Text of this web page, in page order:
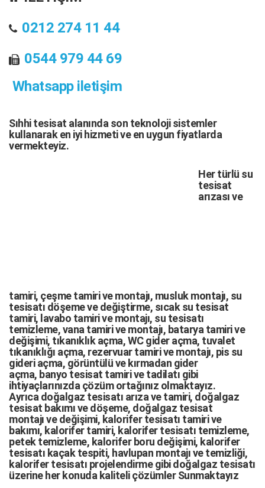
0212 274 11 44
0544 979 44 69
Whatsapp iletişim
Sıhhi tesisat alanında son teknoloji sistemler
kullanarak en iyi hizmeti ve en uygun fiyatlarda
vermekteyiz.
Her türlü su
tesisat
arızasıve
tamiri, çeşme tamirivemontajı, musluk montajı, su
tesisatı döşemeve değiştirme, sıcak su tesisat
tamiri, lavabo tamirivemontajı, su tesisatı
temizleme,vana tamirivemontajı, batarya tamirive
değişimi, tıkanıklık açma,WC gider açma, tuvalet
tıkanıklığı açma, rezervuar tamirive montajı, pis su
gideri açma, görüntülü ve kırmadan gider
açma, banyo tesisat tamirivetadilatı gibi
ihtiyaçlarınızda çözüm ortağınız olmaktayız.
Ayrıca doğalgaz tesisatı arızave tamiri, doğalgaz
tesisat bakımıve döşeme, doğalgaz tesisat
montajıve değişimi, kalorifer tesisatı tamiri ve
bakımı, kalorifer tamiri, kalorifer tesisatı temizleme,
petek temizleme, kalorifer boru değişimi, kalorifer
tesisatı kaçak tespiti, havlupan montajı ve temizliği,
kalorifer tesisatı projelendirme gibi d oğalgaz tesisatı
üzerine her konuda kaliteli çözümler Sunmaktayız